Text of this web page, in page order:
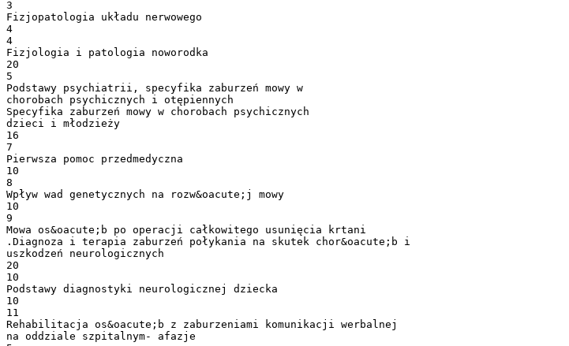
3
Fizjopatologia układu nerwowego
4
4
Fizjologia i patologia noworodka
20
5
Podstawy psychiatrii, specyfika zaburzeń mowy w
chorobach psychicznych i otępiennych
Specyfika zaburzeń mowy w chorobach psychicznych
dzieci i młodzieży
16
7
Pierwsza pomoc przedmedyczna
10
8
Wpływ wad genetycznych na rozw&oacute;j mowy
10
9
Mowa os&oacute;b po operacji całkowitego usunięcia krtani
.Diagnoza i terapia zaburzeń połykania na skutek chor&oacute;b i
uszkodzeń neurologicznych
20
10
Podstawy diagnostyki neurologicznej dziecka
10
11
Rehabilitacja os&oacute;b z zaburzeniami komunikacji werbalnej
na oddziale szpitalnym- afazje